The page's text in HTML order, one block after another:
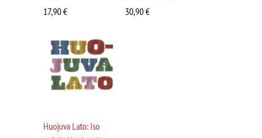
17,90€
30,90€
Huojuva Lato: Iso